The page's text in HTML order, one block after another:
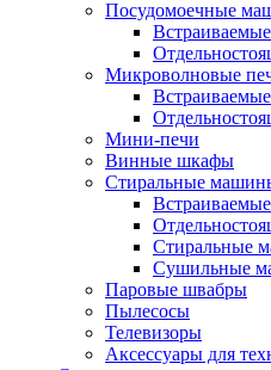
Посудомоечные
Микроволновые
Мини-печи
Винные шкафы
Стиральные
Стиральные
Сушильные
Паровые швабры
Пылесосы
Телевизоры
Аксессуары для